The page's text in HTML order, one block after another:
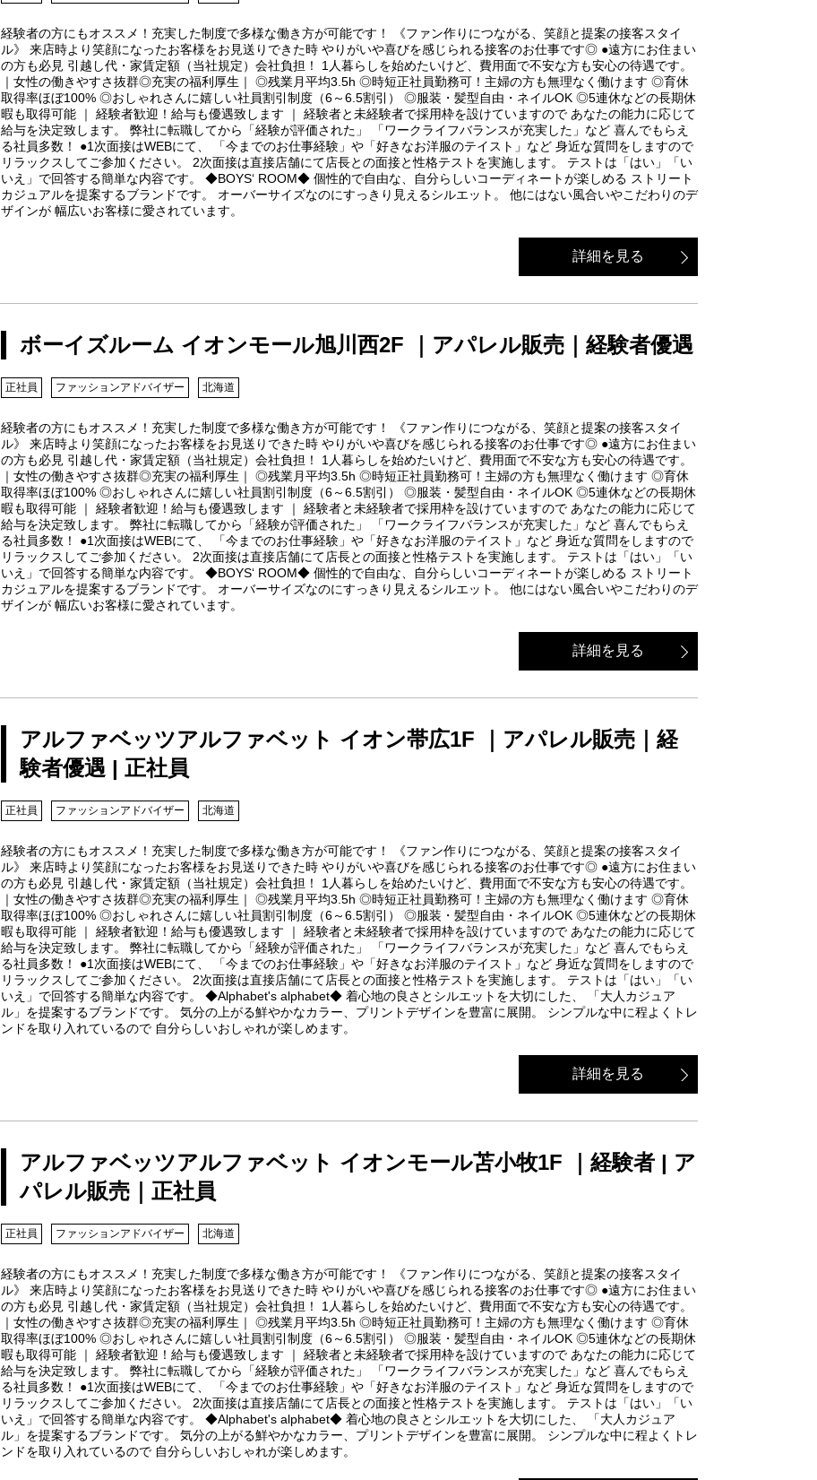
経験者の方にもオススメ！充実した制度で多様な働き方が可能です！ 《ファン作りにつながる、笑顔と提案の接客スタイ
ル》 来店時より笑顔になったお客様をお見送りできた時 やりがいや喜びを感じられる接客のお仕事です◎ ●遠方にお住まい
の方も必見 引越し代・家賃定額（当社規定）会社負担！ 1人暮らしを始めたいけど、費用面で不安な方も安心の待遇です。
｜女性の働きやすさ抜群◎充実の福利厚生｜ ◎残業月平均3.5h ◎時短正社員勤務可！主婦の方も無理なく働けます ◎育休
取得率ほぼ100% ◎おしゃれさんに嬉しい社員割引制度（6～6.5割引） ◎服装・髪型自由・ネイルOK ◎5連休などの長期休
暇も取得可能 ｜ 経験者歓迎！給与も優遇致します ｜ 経験者と未経験者で採用枠を設けていますので あなたの能力に応じて
給与を決定致します。 弊社に転職してから「経験が評価された」 「ワークライフバランスが充実した」など 喜んでもらえ
る社員多数！ ●1次面接はWEBにて、 「今までのお仕事経験」や「好きなお洋服のテイスト」など 身近な質問をしますので
リラックスしてご参加ください。 2次面接は直接店舗にて店長との面接と性格テストを実施します。 テストは「はい」「い
いえ」で回答する簡単な内容です。 ◆BOYS‘ ROOM◆ 個性的で自由な、自分らしいコーディネートが楽しめる ストリート
カジュアルを提案するブランドです。 オーバーサイズなのにすっきり見えるシルエット。 他にはない風合いやこだわりのデ
ザインが 幅広いお客様に愛されています。
詳細を見る
ボーイズルーム イオンモール旭川西2F ｜アパレル販売｜経験者優遇
正社員 ファッションアドバイザー 北海道
経験者の方にもオススメ！充実した制度で多様な働き方が可能です！ 《ファン作りにつながる、笑顔と提案の接客スタイ
ル》 来店時より笑顔になったお客様をお見送りできた時 やりがいや喜びを感じられる接客のお仕事です◎ ●遠方にお住まい
の方も必見 引越し代・家賃定額（当社規定）会社負担！ 1人暮らしを始めたいけど、費用面で不安な方も安心の待遇です。
｜女性の働きやすさ抜群◎充実の福利厚生｜ ◎残業月平均3.5h ◎時短正社員勤務可！主婦の方も無理なく働けます ◎育休
取得率ほぼ100% ◎おしゃれさんに嬉しい社員割引制度（6～6.5割引） ◎服装・髪型自由・ネイルOK ◎5連休などの長期休
暇も取得可能 ｜ 経験者歓迎！給与も優遇致します ｜ 経験者と未経験者で採用枠を設けていますので あなたの能力に応じて
給与を決定致します。 弊社に転職してから「経験が評価された」 「ワークライフバランスが充実した」など 喜んでもらえ
る社員多数！ ●1次面接はWEBにて、 「今までのお仕事経験」や「好きなお洋服のテイスト」など 身近な質問をしますので
リラックスしてご参加ください。 2次面接は直接店舗にて店長との面接と性格テストを実施します。 テストは「はい」「い
いえ」で回答する簡単な内容です。 ◆BOYS‘ ROOM◆ 個性的で自由な、自分らしいコーディネートが楽しめる ストリート
カジュアルを提案するブランドです。 オーバーサイズなのにすっきり見えるシルエット。 他にはない風合いやこだわりのデ
ザインが 幅広いお客様に愛されています。
詳細を見る
アルファベッツアルファベット イオン帯広1F ｜アパレル販売｜経
験者優遇 | 正社員
正社員 ファッションアドバイザー 北海道
経験者の方にもオススメ！充実した制度で多様な働き方が可能です！ 《ファン作りにつながる、笑顔と提案の接客スタイ
ル》 来店時より笑顔になったお客様をお見送りできた時 やりがいや喜びを感じられる接客のお仕事です◎ ●遠方にお住まい
の方も必見 引越し代・家賃定額（当社規定）会社負担！ 1人暮らしを始めたいけど、費用面で不安な方も安心の待遇です。
｜女性の働きやすさ抜群◎充実の福利厚生｜ ◎残業月平均3.5h ◎時短正社員勤務可！主婦の方も無理なく働けます ◎育休
取得率ほぼ100% ◎おしゃれさんに嬉しい社員割引制度（6～6.5割引） ◎服装・髪型自由・ネイルOK ◎5連休などの長期休
暇も取得可能 ｜ 経験者歓迎！給与も優遇致します ｜ 経験者と未経験者で採用枠を設けていますので あなたの能力に応じて
給与を決定致します。 弊社に転職してから「経験が評価された」 「ワークライフバランスが充実した」など 喜んでもらえ
る社員多数！ ●1次面接はWEBにて、 「今までのお仕事経験」や「好きなお洋服のテイスト」など 身近な質問をしますので
リラックスしてご参加ください。 2次面接は直接店舗にて店長との面接と性格テストを実施します。 テストは「はい」「い
いえ」で回答する簡単な内容です。 ◆Alphabet's alphabet◆ 着心地の良さとシルエットを大切にした、 「大人カジュア
ル」を提案するブランドです。 気分の上がる鮮やかなカラー、プリントデザインを豊富に展開。 シンプルな中に程よくトレ
ンドを取り入れているので 自分らしいおしゃれが楽しめます。
詳細を見る
アルファベッツアルファベット イオンモール苫小牧1F ｜経験者 | ア
パレル販売｜正社員
正社員 ファッションアドバイザー 北海道
経験者の方にもオススメ！充実した制度で多様な働き方が可能です！ 《ファン作りにつながる、笑顔と提案の接客スタイ
ル》 来店時より笑顔になったお客様をお見送りできた時 やりがいや喜びを感じられる接客のお仕事です◎ ●遠方にお住まい
の方も必見 引越し代・家賃定額（当社規定）会社負担！ 1人暮らしを始めたいけど、費用面で不安な方も安心の待遇です。
｜女性の働きやすさ抜群◎充実の福利厚生｜ ◎残業月平均3.5h ◎時短正社員勤務可！主婦の方も無理なく働けます ◎育休
取得率ほぼ100% ◎おしゃれさんに嬉しい社員割引制度（6～6.5割引） ◎服装・髪型自由・ネイルOK ◎5連休などの長期休
暇も取得可能 ｜ 経験者歓迎！給与も優遇致します ｜ 経験者と未経験者で採用枠を設けていますので あなたの能力に応じて
給与を決定致します。 弊社に転職してから「経験が評価された」 「ワークライフバランスが充実した」など 喜んでもらえ
る社員多数！ ●1次面接はWEBにて、 「今までのお仕事経験」や「好きなお洋服のテイスト」など 身近な質問をしますので
リラックスしてご参加ください。 2次面接は直接店舗にて店長との面接と性格テストを実施します。 テストは「はい」「い
いえ」で回答する簡単な内容です。 ◆Alphabet's alphabet◆ 着心地の良さとシルエットを大切にした、 「大人カジュア
ル」を提案するブランドです。 気分の上がる鮮やかなカラー、プリントデザインを豊富に展開。 シンプルな中に程よくトレ
ンドを取り入れているので 自分らしいおしゃれが楽しめます。